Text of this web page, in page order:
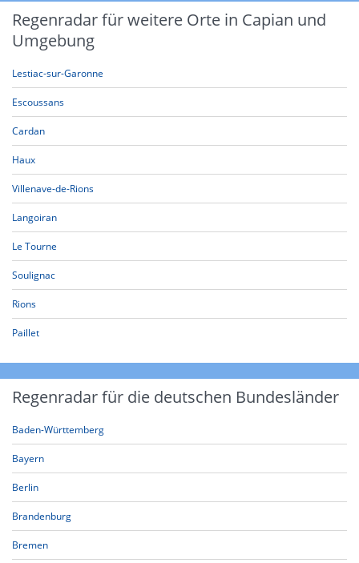
Regenradar für weitere Orte in Capian und
Umgebung
Lestiac-sur-Garonne
Escoussans
Cardan
Haux
Villenave-de-Rions
Langoiran
Le Tourne
Soulignac
Rions
Paillet
Regenradar für die deutschen Bundesländer
Baden-Württemberg
Bayern
Berlin
Brandenburg
Bremen